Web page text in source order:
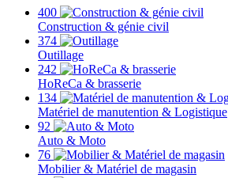
400
Construction & génie civil
374
Outillage
242
HoReCa & brasserie
134
Matériel de manutention & Logistique
92
Auto & Moto
76
Mobilier & Matériel de magasin